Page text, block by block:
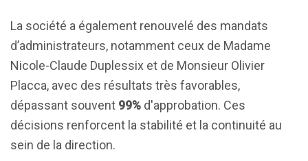
La société a également renouvelé des mandats
d’administrateurs, notamment ceux de Madame
Nicole-Claude Duplessix et de Monsieur Olivier
Placca, avec des résultats très favorables,
dépassant souvent 99% d'approbation. Ces
décisions renforcent la stabilité et la continuité au
sein de la direction.